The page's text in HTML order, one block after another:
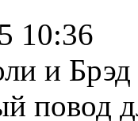
10:36
и
повод